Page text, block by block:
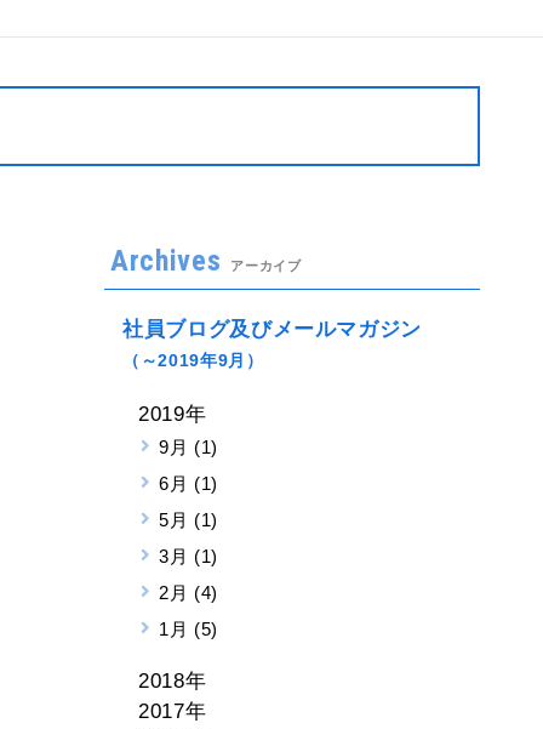
Archives アーカイブ
社員ブログ及びメールマガジン
（～2019年9月）
2019年
9月 (1)
6月 (1)
5月 (1)
3月 (1)
2月 (4)
1月 (5)
2018年
2017年